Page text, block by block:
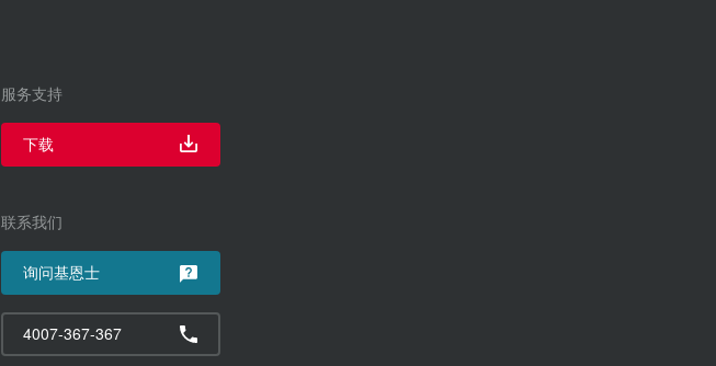
服务支持
下载
联系我们
询问基恩士
4007-367-367